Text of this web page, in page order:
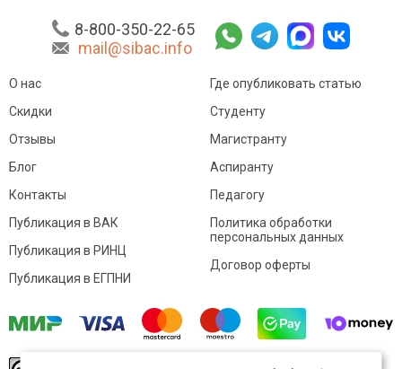
8-800-350-22-65
mail@sibac.info
О нас
Скидки
Отзывы
Блог
Контакты
Где опубликовать статью
Студенту
Магистранту
Аспиранту
Педагогу
Публикация в ВАК
Публикация в РИНЦ
Публикация в ЕГПНИ
Политика обработки
персональных данных
Договор оферты